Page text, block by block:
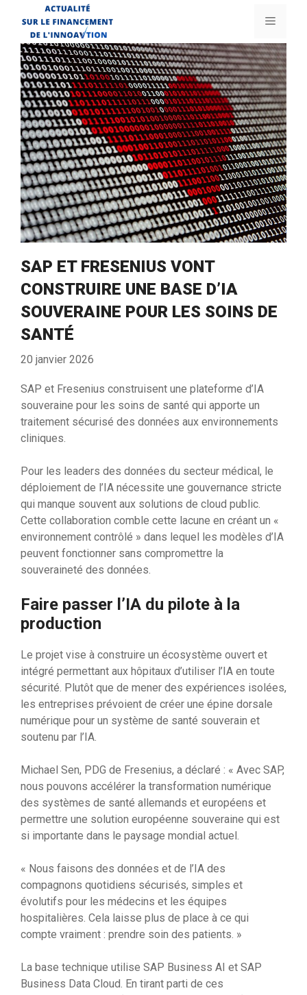
contenu
Menu
SAP ET FRESENIUS VONT
CONSTRUIRE UNE BASE D’IA
SOUVERAINE POUR LES SOINS DE
SANTÉ
20 janvier 2026
SAP et Fresenius construisent une plateforme d’IA
souveraine pour les soins de santé qui apporte un
traitement sécurisé des données aux environnements
cliniques.
Pour les leaders des données du secteur médical, le
déploiement de l’IA nécessite une gouvernance stricte
qui manque souvent aux solutions de cloud public.
Cette collaboration comble cette lacune en créant un «
environnement contrôlé » dans lequel les modèles d’IA
peuvent fonctionner sans compromettre la
souveraineté des données.
Faire passer l’IA du pilote à la
production
Le projet vise à construire un écosystème ouvert et
intégré permettant aux hôpitaux d’utiliser l’IA en toute
sécurité. Plutôt que de mener des expériences isolées,
les entreprises prévoient de créer une épine dorsale
numérique pour un système de santé souverain et
soutenu par l’IA.
Michael Sen, PDG de Fresenius, a déclaré : « Avec SAP,
nous pouvons accélérer la transformation numérique
des systèmes de santé allemands et européens et
permettre une solution européenne souveraine qui est
si importante dans le paysage mondial actuel.
« Nous faisons des données et de l’IA des
compagnons quotidiens sécurisés, simples et
évolutifs pour les médecins et les équipes
hospitalières. Cela laisse plus de place à ce qui
compte vraiment : prendre soin des patients. »
La base technique utilise SAP Business AI et SAP
Business Data Cloud. En tirant parti de ces